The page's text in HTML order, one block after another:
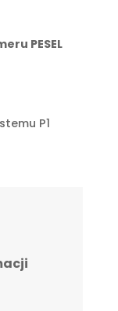
PESEL
P1